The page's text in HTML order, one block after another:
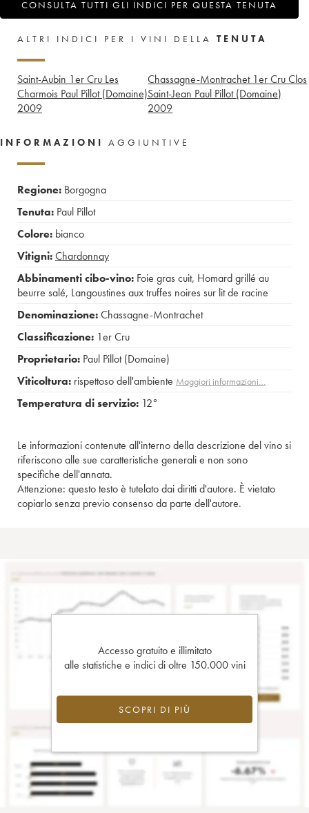
CONSULTA TUTTI GLI INDICI PER QUESTA TENUTA
ALTRI INDICI PER I VINI DELLA TENUTA
Saint-Aubin 1er Cru Les
Charmois Paul Pillot (Domaine)
2009
Chassagne-Montrachet 1er Cru Clos
Saint-Jean Paul Pillot (Domaine)
2009
INFORMAZIONI AGGIUNTIVE
Regione: Borgogna
Tenuta: Paul Pillot
Colore: bianco
Vitigni:Chardonnay
Abbinamenti cibo-vino: Foie gras cuit, Homard grillé au
beurre salé, Langoustines aux truffes noires sur lit de racine
Denominazione:Chassagne-Montrachet
Classificazione: 1er Cru
Proprietario: Paul Pillot (Domaine)
Viticoltura: rispettoso dell'ambiente Maggiori informazioni…
Temperatura di servizio: 12°
Le informazioni contenute all'interno della descrizione del vino si
riferiscono alle sue caratteristiche generali e non sono
specifiche dell'annata.
Attenzione: questo testo è tutelato dai diritti d'autore. È vietato
copiarlo senza previo consenso da parte dell'autore.
Accesso gratuito e illimitato
alle statistiche e indici di oltre 150.000 vini
SCOPRI DI PIÙ